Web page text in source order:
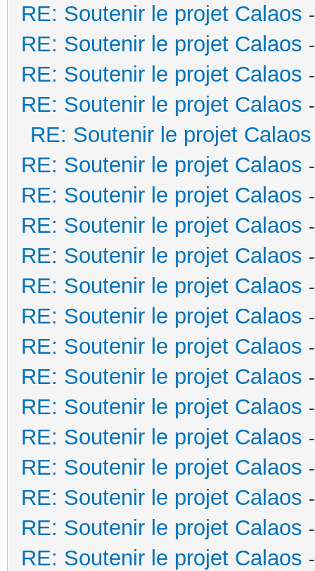
RE: Soutenir le projet Calaos
RE: Soutenir le projet Calaos
RE: Soutenir le projet Calaos
RE: Soutenir le projet Calaos
RE: Soutenir le projet Calaos
RE: Soutenir le projet Calaos
RE: Soutenir le projet Calaos
RE: Soutenir le projet Calaos
RE: Soutenir le projet Calaos
RE: Soutenir le projet Calaos
RE: Soutenir le projet Calaos
RE: Soutenir le projet Calaos
RE: Soutenir le projet Calaos
RE: Soutenir le projet Calaos
RE: Soutenir le projet Calaos
RE: Soutenir le projet Calaos
RE: Soutenir le projet Calaos
RE: Soutenir le projet Calaos
RE: Soutenir le projet Calaos